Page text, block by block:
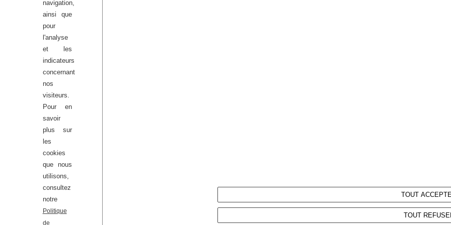
PRÊT
navigation,
ainsi que
pour
l'analyse
et les
indicateurs
concernant
nos
visiteurs.
Pour en
savoir
plus sur
les
cookies
que nous
utilisons,
consultez
notre
Politique
de
TOUT
TOUT